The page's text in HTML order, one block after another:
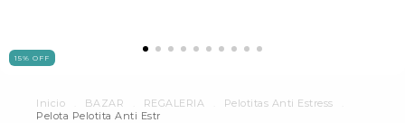
15% OFF
Inicio BAZAR REGALERIA Pelotitas Anti Estress
Pelota Pelotita Anti Estr